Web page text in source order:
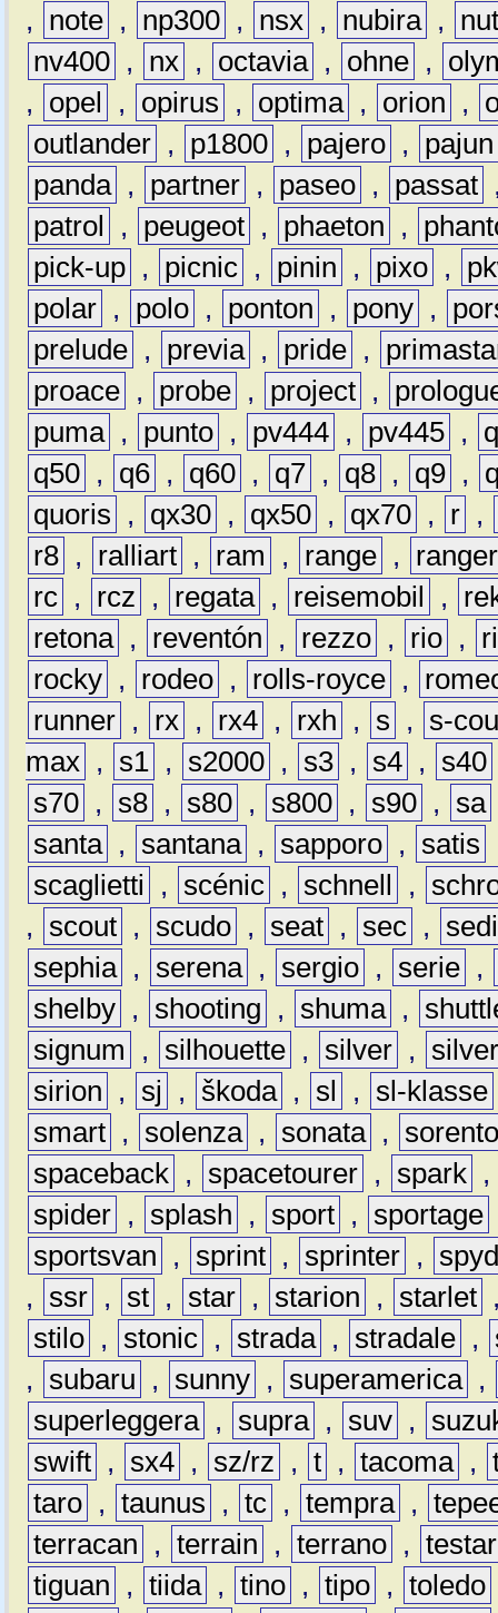
,
note , np300 , nsx , nubira ,
nv400 , nx , octavia , ohne ,
,
opel , opirus , optima , orion ,
outlander , p1800 , pajero ,
pajun
panda , partner , paseo , passat
patrol
, peugeot , phaeton ,
pick-up , picnic , pinin , pixo ,
polar , polo , ponton , pony ,
prelude , previa , pride ,
proace , probe , project ,
puma , punto , pv444 , pv445 ,
q50 , q6 , q60 , q7 , q8 , q9 ,
quoris
, qx30 , qx50 , qx70 , r ,
r8 , ralliart , ram , range ,
ranger
rc , rcz , regata , reisemobil ,
retona , reventón , rezzo , rio ,
rocky , rodeo , rolls-royce ,
runner , rx , rx4 , rxh , s ,
s-
max , s1 , s2000 , s3 , s4 , s40
s70 , s8 , s80 , s800 , s90 , sa
santa , santana , sapporo , satis
scaglietti
, scénic , schnell ,
,
scout , scudo , seat , sec ,
sephia , serena , sergio , serie ,
shelby , shooting , shuma ,
signum
, silhouette , silver ,
sirion
, sj , škoda , sl , sl-klasse
smart , solenza , sonata ,
spaceback , spacetourer , spark ,
spider , splash , sport , sportage
sportsvan
, sprint , sprinter ,
,
ssr , st , star , starion , starlet
stilo , stonic , strada , stradale ,
,
subaru , sunny , superamerica ,
superleggera , supra , suv ,
swift , sx4 , sz/rz , t , tacoma ,
taro , taunus , tc , tempra ,
terracan
, terrain , terrano ,
tiguan
, tiida , tino , tipo , toledo